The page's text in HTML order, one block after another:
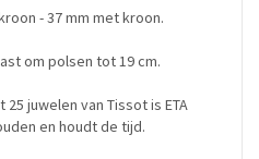
- 37 mm met kroon.
om polsen tot 19 cm.
juwelen van Tissot is ETA
en houdt de tijd.